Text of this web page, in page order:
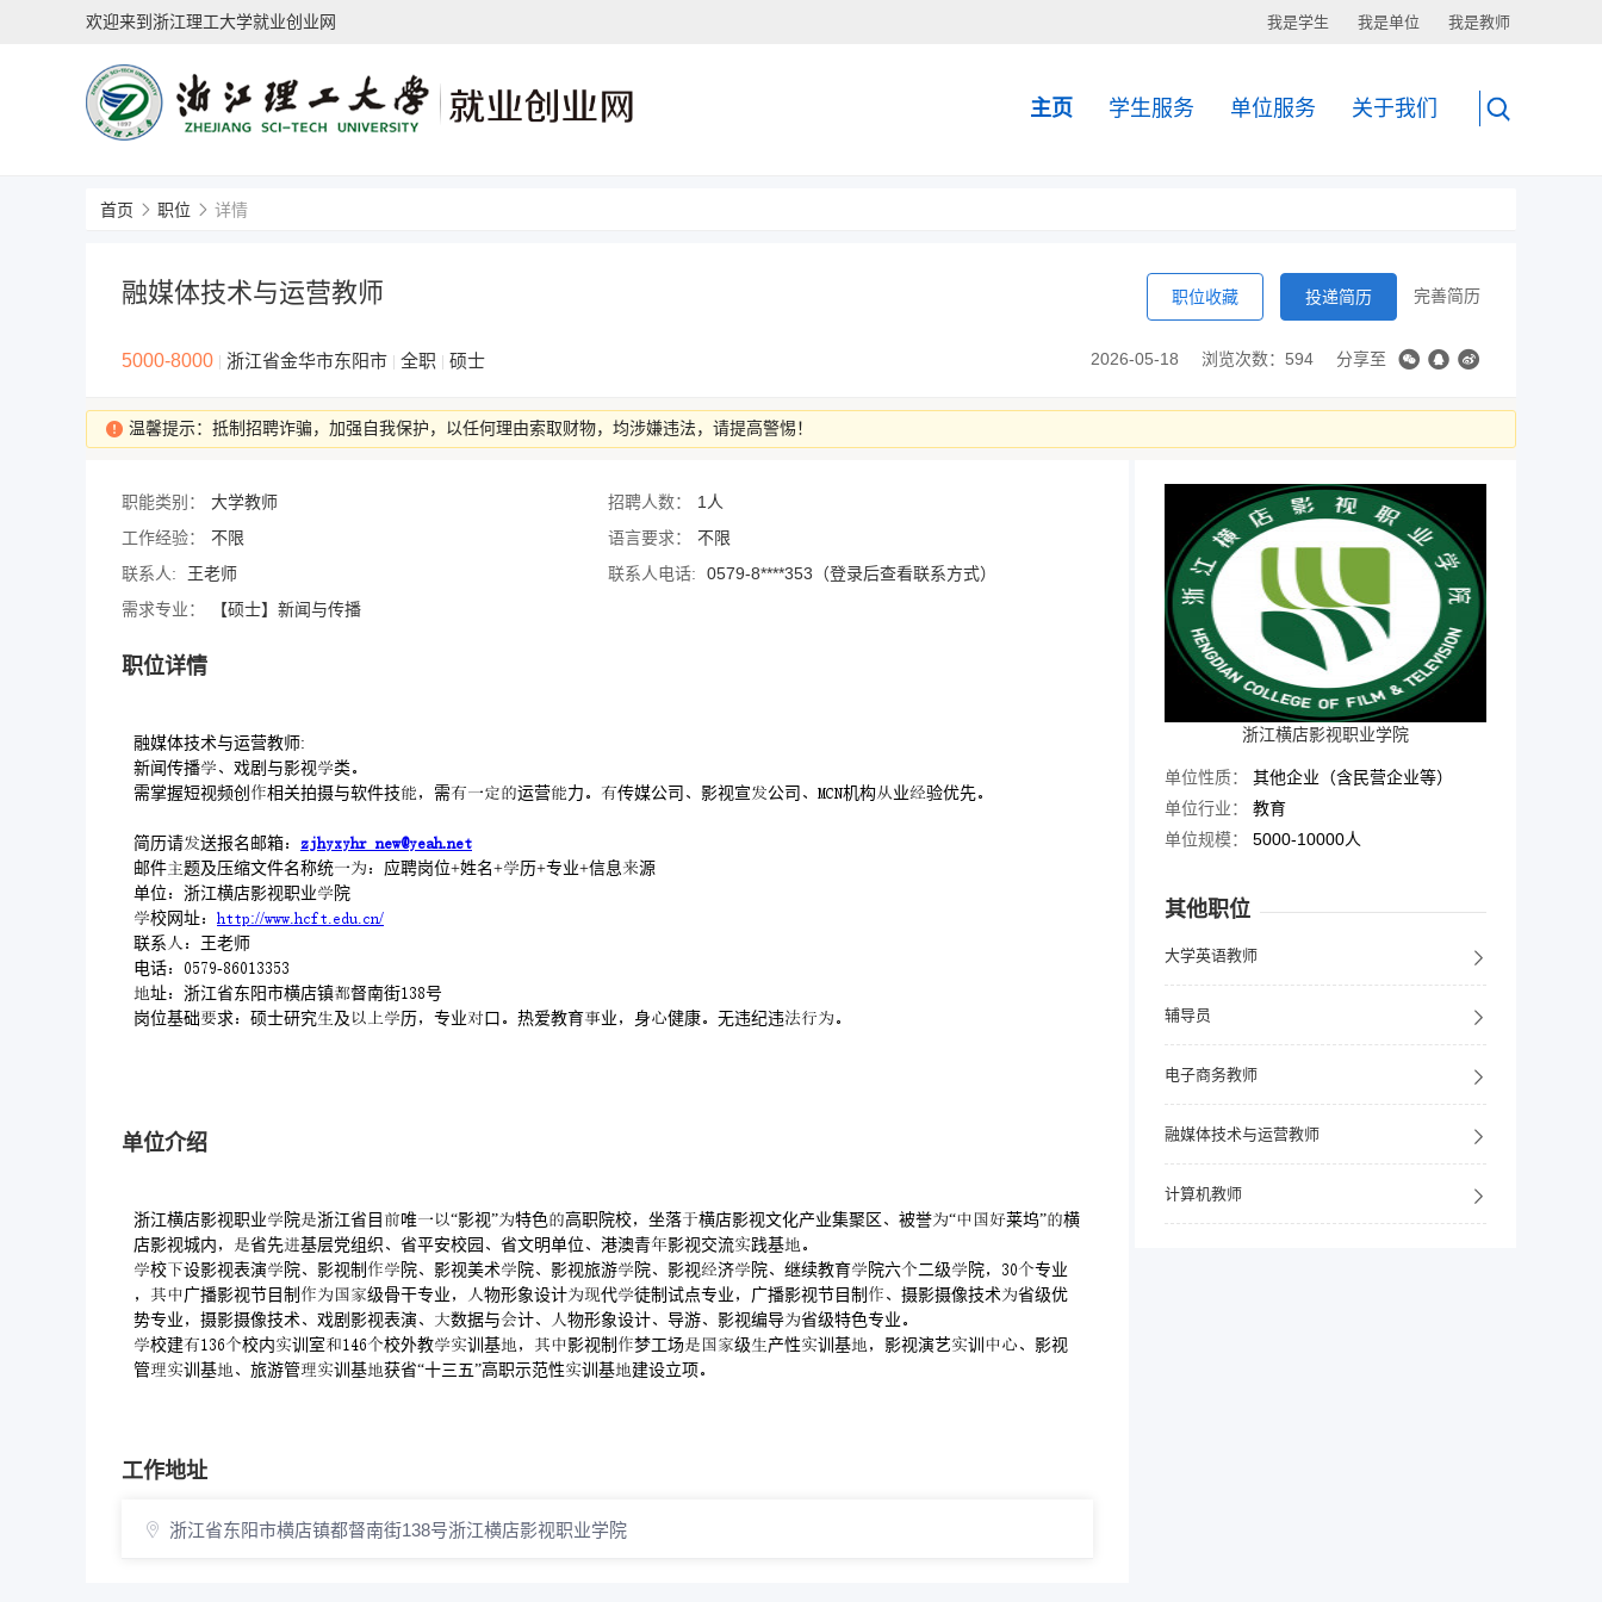
欢迎来到浙江理工大学就业创业网 我是学生 我是单位 我是教师
主页 学生服务 单位服务 关于我们
首页 职位 详情
融媒体技术与运营教师
5000-8000 浙江省金华市东阳市 全职 硕士
职位收藏 投递简历 完善简历
2026-05-18 浏览次数：594 分享至
温馨提示：抵制招聘诈骗，加强自我保护，以任何理由索取财物，均涉嫌违法，请提高警惕！
职能类别： 大学教师 招聘人数：
1人
工作经验：
不限 语言要求：
不限
联系人:
王老师 联系人电话:
0579-8****353（登录后查看联系方式）
需求专业：
【硕士】新闻与传播
职位详情
融媒体技术与运营教师:
新闻传播戏剧与影视类
需掌握短视频创相关拍摄与软件技需运营力传媒公司影视宣公司机构业验优先
简历请送报名邮箱 _.
邮件题及压缩文件名称统应聘岗位+姓名+历+专业+信息源
单位浙江横店影视职业院
校网址 ://.../
联系王老师
电话-
址浙江省东阳市横店镇督南街号
岗位基础求硕士研究及历专业口热爱教育业身健康无违纪违
单位介绍
浙江横店影视职业院浙江省目唯“影视”特色高职院校坐落横店影视文化产业集聚区被誉“莱坞”横
店影视城内省先基层党组织省平安校园省文明单位港澳青影视交流践基
校设影视表演院影视制院影视美术院影视旅游院影视济院继续教育院六二级院专业
广播影视节目制级骨干专业物形象设计代徒制试点专业广播影视节目制摄影摄像技术省级优
势专业摄影摄像技术戏剧影视表演数据与计物形象设计导游影视编导省级特色专业
校建校内训室校外教训基影视制梦工场级产性训基影视演艺训影视
管训基旅游管训基获省“十三五”高职示范性训基建设立项
工作地址
浙江省东阳市横店镇都督南街138号浙江横店影视职业学院
浙江横店影视职业学院
单位性质：
其他企业（含民营企业等）
单位行业：
教育
单位规模：
5000-10000人
其他职位
大学英语教师
辅导员
电子商务教师
融媒体技术与运营教师
计算机教师